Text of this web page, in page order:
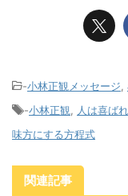
-小林正観メッセージ
-小林正観 人は喜ば
味方にする方程式
関連記事